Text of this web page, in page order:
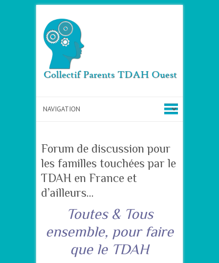
Forum de discussion pour
les familles touchées par le
TDAH en France et
d’ailleurs…
Toutes & Tous
ensemble, pour faire
que le TDAH